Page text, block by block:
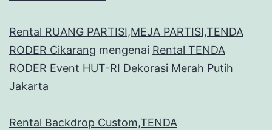
Rental RUANG PARTISI,MEJA PARTISI,TENDA
RODER Cikarang mengenai Rental TENDA
RODER Event HUT-RI Dekorasi Merah Putih
Jakarta
Rental Backdrop Custom,TENDA